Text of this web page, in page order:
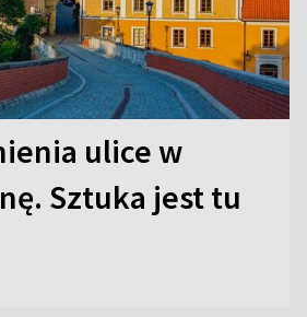
ulice w
Sztuka jest tu